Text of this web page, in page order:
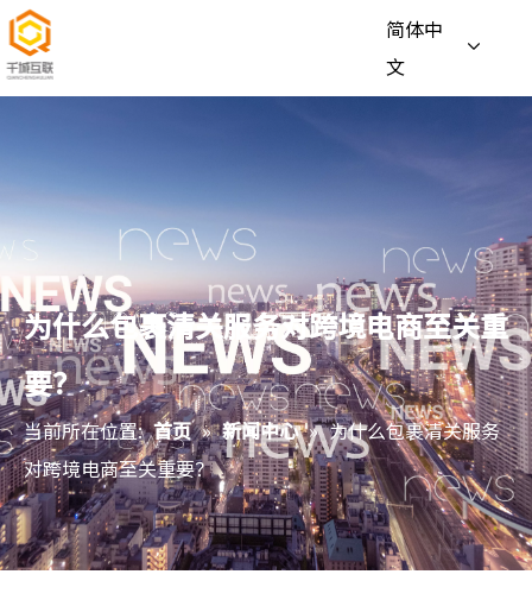
简体中
文
为什么包裹清关服务对跨境电商至关重
要？
当前所在位置: 首页 » 新闻中心 » 为什么包裹清关服务
对跨境电商至关重要？